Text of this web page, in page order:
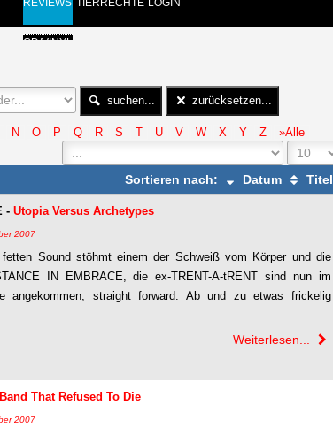
REVIEWS
CD/VINYL
PAPIER
TIERRECHTE LOGIN
suchen... zurücksetzen...
N O P Q R S T U V W X Y Z
»Alle
Sortieren nach: Datum Titel
- Utopia Versus Archetypes
2007
Sound stöhmt einem der Schweiß vom Körper und die
IN EMBRACE, die ex-TRENT-A-tRENT sind nun im
angekommen, straight forward. Ab und zu etwas frickelig
Weiterlesen...
That Refused To Die
2007